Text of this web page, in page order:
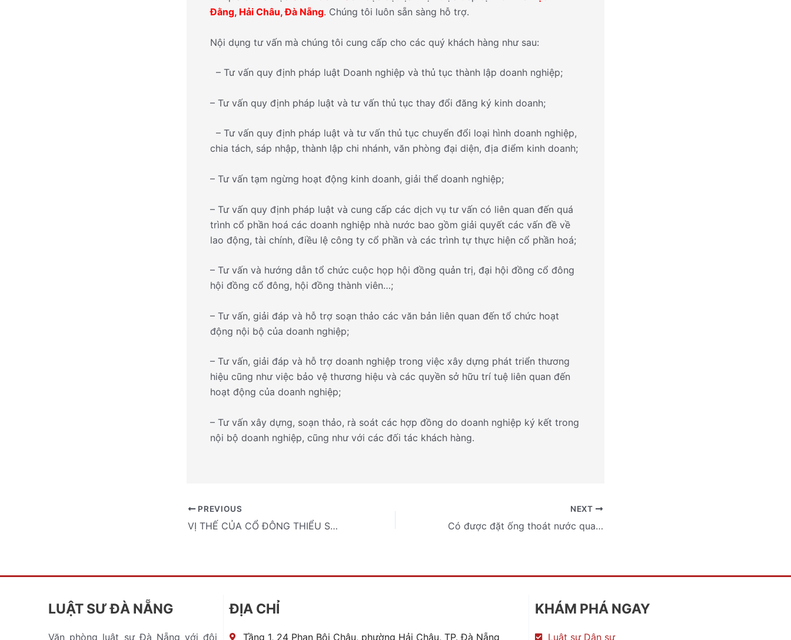
Đằng, Hải Châu, Đà Nẵng. Chúng tôi luôn sẵn sàng hỗ trợ.
Nội dụng tư vấn mà chúng tôi cung cấp cho các quý khách hàng như sau:
– Tư vấn quy định pháp luật Doanh nghiệp và thủ tục thành lập doanh nghiệp;
– Tư vấn quy định pháp luật và tư vấn thủ tục thay đổi đăng ký kinh doanh;
– Tư vấn quy định pháp luật và tư vấn thủ tục chuyển đổi loại hình doanh nghiệp,
chia tách, sáp nhập, thành lập chi nhánh, văn phòng đại diện, địa điểm kinh doanh;
– Tư vấn tạm ngừng hoạt động kinh doanh, giải thể doanh nghiệp;
– Tư vấn quy định pháp luật và cung cấp các dịch vụ tư vấn có liên quan đến quá
trình cổ phần hoá các doanh nghiệp nhà nước bao gồm giải quyết các vấn đề về
lao động, tài chính, điều lệ công ty cổ phần và các trình tự thực hiện cổ phần hoá;
– Tư vấn và hướng dẫn tổ chức cuộc họp hội đồng quản trị, đại hội đồng cổ đông
hội đồng cổ đông, hội đồng thành viên…;
– Tư vấn, giải đáp và hỗ trợ soạn thảo các văn bản liên quan đến tổ chức hoạt
động nội bộ của doanh nghiệp;
– Tư vấn, giải đáp và hỗ trợ doanh nghiệp trong việc xây dựng phát triển thương
hiệu cũng như việc bảo vệ thương hiệu và các quyền sở hữu trí tuệ liên quan đến
hoạt động của doanh nghiệp;
– Tư vấn xây dựng, soạn thảo, rà soát các hợp đồng do doanh nghiệp ký kết trong
nội bộ doanh nghiệp, cũng như với các đối tác khách hàng.
PREVIOUS
VỊ THẾ CỦA CỔ ĐÔNG THIỂU SỐ TRONG CÔNG TY CỔ PHẦN
NEXT
Có được đặt ống thoát nước qua bất động sản liền kề không?
LUẬT SƯ ĐÀ NẴNG
Văn phòng luật sư Đà Nẵng với đội
ĐỊA CHỈ
Tầng 1, 24 Phan Bội Châu, phường Hải Châu, TP. Đà Nẵng
KHÁM PHÁ NGAY
Luật sư Dân sự